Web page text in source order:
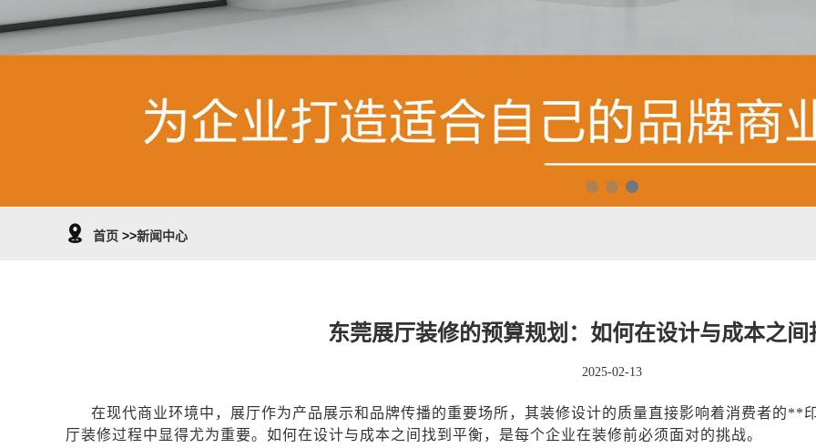
首页 >>新闻中心
东莞展厅装修的预算规划：如何在设计与成本之间
2025-02-13
在现代商业环境中，展厅作为产品展示和品牌传播的重要场所，其装修设计的质量直接影响着消费者的**
厅装修过程中显得尤为重要。如何在设计与成本之间找到平衡，是每个企业在装修前必须面对的挑战。